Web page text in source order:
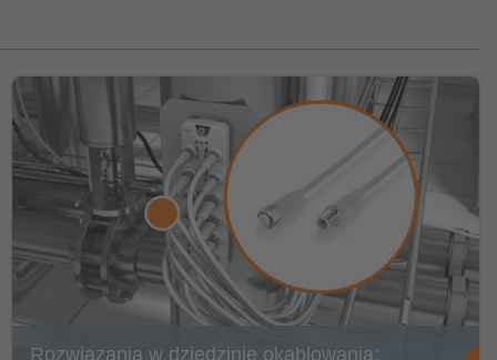
Rozwiązania w dziedzinie okablowania: